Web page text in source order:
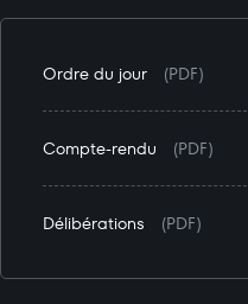
Ordre du jour (PDF)
Compte-rendu (PDF)
Délibérations (PDF)